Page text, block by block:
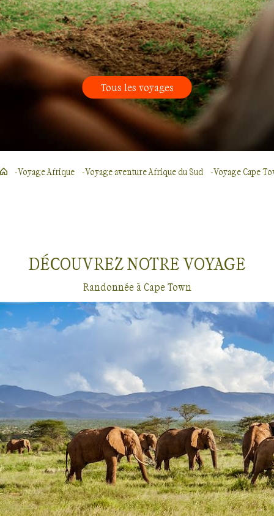
Randonnée Cape Town
100% de satisfaction(9 avis
Tous les voyages
Voyage Afrique Voyage aventure Afrique du Sud Voyage Cape
DÉCOUVREZ NOTREVOYAGE
Randonnée à Cape Town